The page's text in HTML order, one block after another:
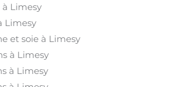
à Limesy
Limesy
et soie à Limesy
à Limesy
à Limesy